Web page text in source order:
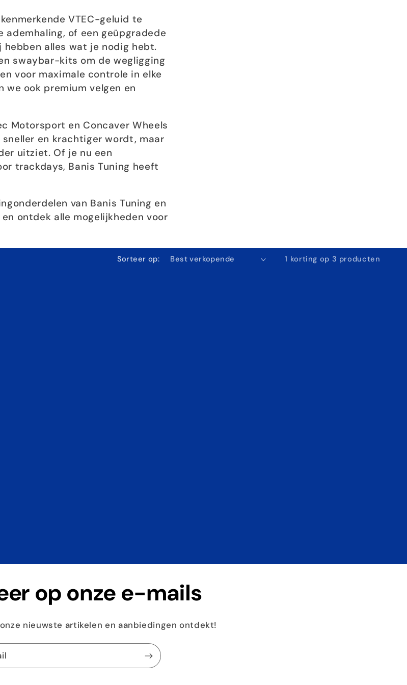
VTEC-geluid te
of een geüpgradede
alles wat je nodig hebt.
swaybar-kits om de wegligging
voor maximale controle in elke
ook premium velgen en
Motorsport en Concaver Wheels
en krachtiger wordt, maar
uitziet. Of je nu een
trackdays, Banis Tuning heeft
van Banis Tuning en
ontdek alle mogelijkheden voor
Sorteer op: 1 korting op 3 producten
op onze e-mails
nieuwste artikelen en aanbiedingen ontdekt!